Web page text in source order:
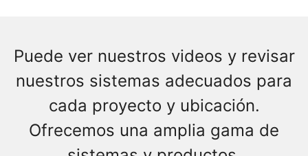
Puede ver nuestros videos y revisar
nuestros sistemas adecuados para
cada proyecto y ubicación.
Ofrecemos una amplia gama de